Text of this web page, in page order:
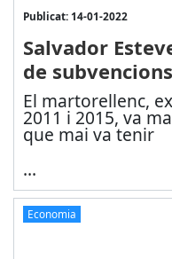
Publicat: 14-01-2022
Salvador
de
El martorellenc,
2011 i 2015, va
que mai va tenir
...
Economia